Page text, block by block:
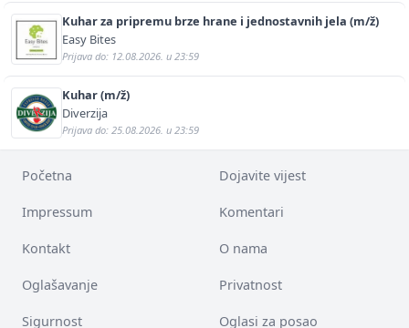
Kuhar za pripremu brze hrane i jednostavnih jela (m/ž)
Easy Bites
Prijava do: 12.08.2026. u 23:59
Kuhar (m/ž)
Diverzija
Prijava do: 25.08.2026. u 23:59
Početna Dojavite vijest
Impressum Komentari
Kontakt O nama
Oglašavanje Privatnost
Sigurnost Oglasi za posao